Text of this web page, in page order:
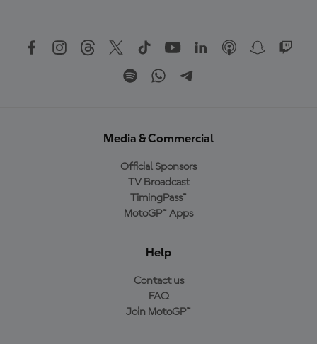
Media & Commercial
Official Sponsors
TV Broadcast
TimingPass™
MotoGP™ Apps
Help
Contact us
FAQ
Join MotoGP™